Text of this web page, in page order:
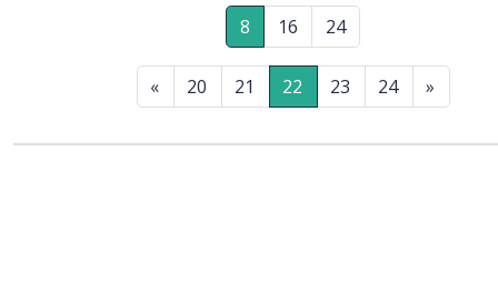
8 16 24
« 20 21 22 23 24 »